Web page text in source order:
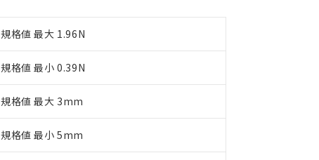
規格値 最大 1.96N
規格値 最小 0.39N
規格値 最大 3mm
規格値 最小 5mm